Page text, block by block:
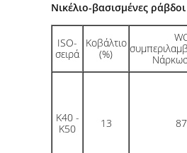
Νικέλιο-βασισμένες
ISO-
σειρά
Κοβάλτιο
(%)
K40 -
K50
13 87